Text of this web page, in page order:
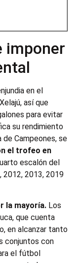
imponer
en el
así que
para evitar
su rendimiento
de Campeones, se
el trofeo en
escalón del
2013, 2019
la mayoría. Los
que cuenta
en alcanzar tanto
conjuntos con
el fútbol